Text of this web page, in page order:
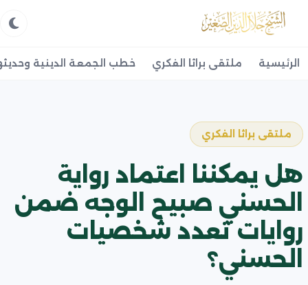
الرئيسية ملتقى براثا الفكري خطب الجمعة الدينية
ملتقى براثا الفكري
هل يمكننا اعتماد رواية
الحسني صبيح الوجه ضمن
روايات تعدد شخصيات
الحسني؟